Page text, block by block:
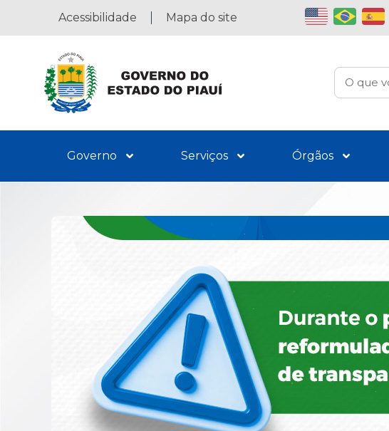
Acessibilidade Mapa do site
Governo Serviços Órgãos